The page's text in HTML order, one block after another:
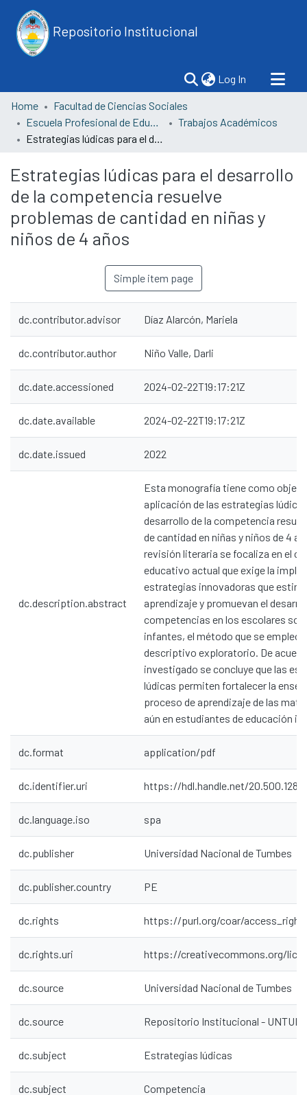
Repositorio Institucional
Log In (current)
Home
Facultad de Ciencias Sociales
Escuela Profesional de Educación
Trabajos Académicos
Estrategias lúdicas para el desarrollo de la competencia resuelve problemas de cantidad en niñas y niños de 4 años
Estrategias lúdicas para el desarrollo
de la competencia resuelve
problemas de cantidad en niñas y
niños de 4 años
Simple item page
dc.contributor.advisor Díaz Alarcón, Mariela
dc.contributor.author Niño Valle, Darli
dc.date.accessioned 2024-02-22T19:17:21Z
dc.date.available 2024-02-22T19:17:21Z
dc.date.issued 2022
dc.description.abstract
Esta monografía tiene como
aplicación de las estrategias
desarrollo de la competencia
de cantidad en niñas y niños de 4
revisión literaria se focaliza en el
educativo actual que exige la
estrategias innovadoras que
aprendizaje y promuevan el
competencias en los escolares
infantes, el método que se empleó
descriptivo exploratorio. De
investigado se concluye que las
lúdicas permiten fortalecer la
proceso de aprendizaje de las
aún en estudiantes de educación
dc.format application/pdf
dc.identifier.uri https://hdl.handle.net/
dc.language.iso spa
dc.publisher Universidad Nacional de Tumbes
dc.publisher.country PE
dc.rights https://purl.org/coar/
dc.rights.uri https://creativecommons.org/
dc.source Universidad Nacional de Tumbes
dc.source Repositorio Institucional -
dc.subject Estrategias lúdicas
dc.subject Competencia